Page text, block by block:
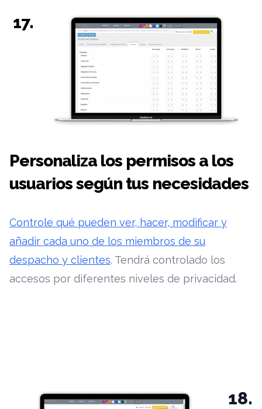
17.
Personaliza los permisos a los
usuarios según tus necesidades
Controle qué pueden ver, hacer, modificar y
añadir cada uno de los miembros de su
despacho y clientes. Tendrá controlado los
accesos por diferentes niveles de privacidad.
18.